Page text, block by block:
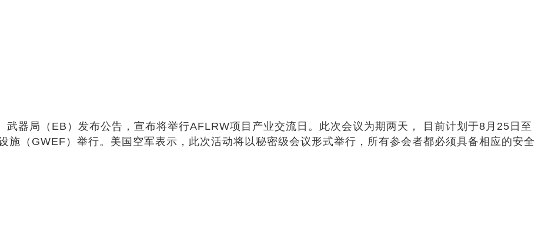
器局（EB）发布公告，宣布将举行AFLRW项目产业交流日。此次会议为期两天， 目前计划于8月25日至
施（GWEF）举行。美国空军表示，此次活动将以秘密级会议形式举行，所有参会者都必须具备相应的安全